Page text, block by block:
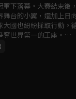
下落幕。大賽結束
台的小翼，還加上
國也紛紛採取行動
世界第一的王座。